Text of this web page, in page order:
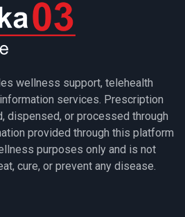
wellness support, telehealth
services. Prescription
dispensed, or processed through
provided through this platform
purposes only and is not
cure, or prevent any disease.